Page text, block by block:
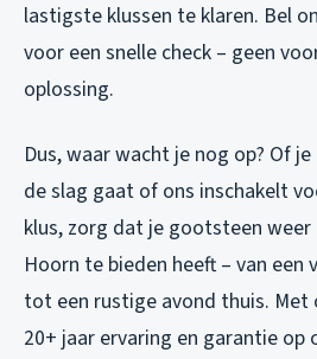
lastigste klussen te klaren. Bel
voor een snelle check – geen
oplossing.
Dus, waar wacht je nog op? Of
de slag gaat of ons inschakelt
klus, zorg dat je gootsteen
Hoorn te bieden heeft – van een
tot een rustige avond thuis. Met
20+ jaar ervaring en garantie op